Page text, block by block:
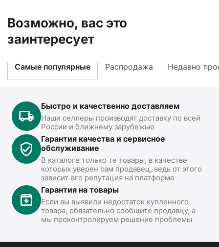
Возможно, вас это
заинтересует
Самые популярные Распродажа Недавно
Быстро и качественно доставляем
Наши селлеры производят доставку по всей
России и ближнему зарубежью
Гарантия качества и сервисное
обслуживание
В каталоге только те товары, в качестве
которых уверен сам продавец, ведь от этого
зависит его репутация на платформе
Гарантия на товары
Если вы выявили недостаток купленного
товара, обязательно сообщите продавцу, а
мы проконтролируем решение проблемы